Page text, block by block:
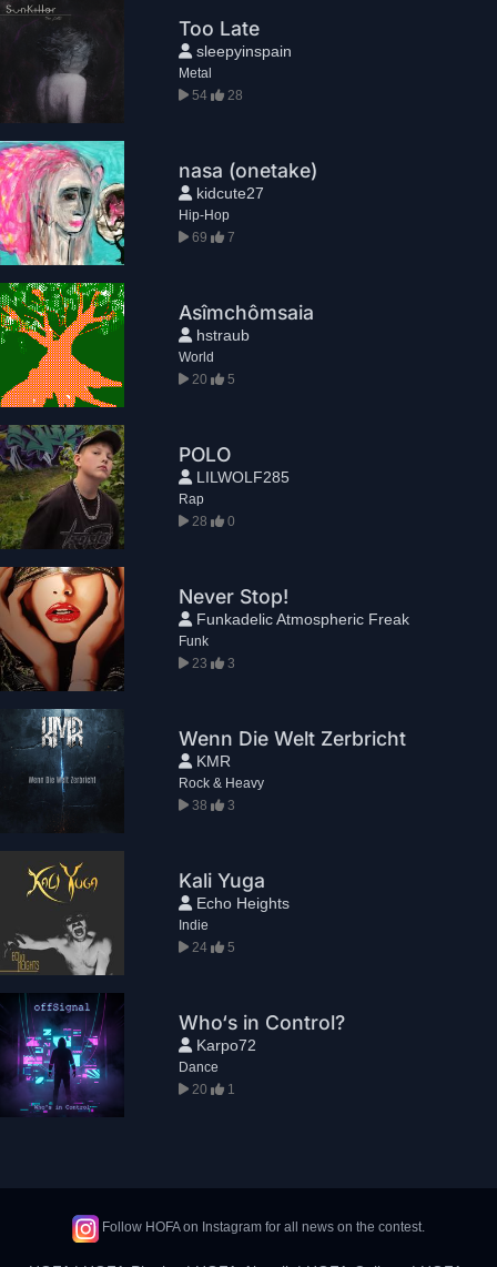
Too Late
sleepyinspain
Metal
54
28
nasa (onetake)
kidcute27
Hip-Hop
69
7
Asîmchômsaia
hstraub
World
20
5
POLO
LILWOLF285
Rap
28
0
Never Stop!
Funkadelic Atmospheric Freak
Funk
23
3
Wenn Die Welt Zerbricht
KMR
Rock & Heavy
38
3
Kali Yuga
Echo Heights
Indie
24
5
Who‘s in Control?
Karpo72
Dance
20
1
Follow HOFA on Instagram for all news on the contest.